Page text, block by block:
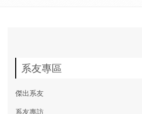
系友專區
傑出系友
系友專訪